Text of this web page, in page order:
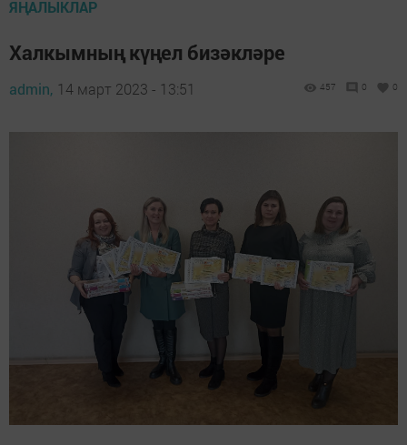
ЯҢАЛЫКЛАР
Халкымның күңел бизәкләре
admin, 14 март 2023 - 13:51 457 0 0